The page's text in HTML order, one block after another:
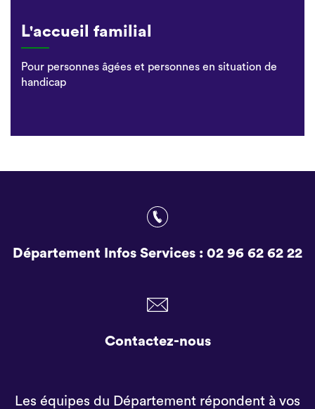
L'accueil familial
Pour personnes âgées et personnes en situation de
handicap
Département Infos Services : 02 96 62 62 22
Contactez-nous
Les équipes du Département répondent à vos